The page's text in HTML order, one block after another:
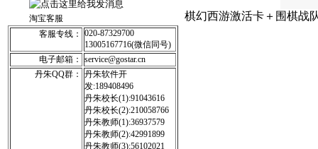
淘宝客服
客服专线：
020-87329700
13005167716(微信同号)
电子邮箱：
service@gostar.cn
丹朱QQ群：
丹朱软件开
发:189408496
丹朱校长(1):91043616
丹朱校长(2):210058766
丹朱教师(1):36937579
丹朱教师(2):42991899
丹朱教师(3):56102021
棋幻西游激活卡＋围棋战